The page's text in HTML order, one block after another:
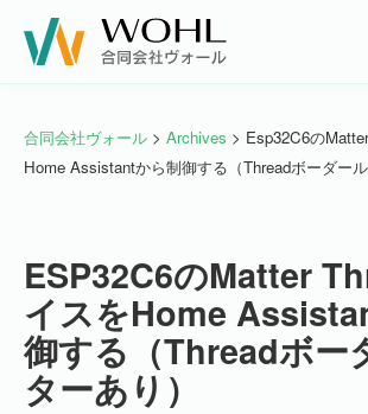
合同会社ヴォール > Archives > Esp32C6の
Home Assistantから制御する（Threadボーダール
ESP32C6のMatter
イスをHome
御する（Threadボー
ターあり）